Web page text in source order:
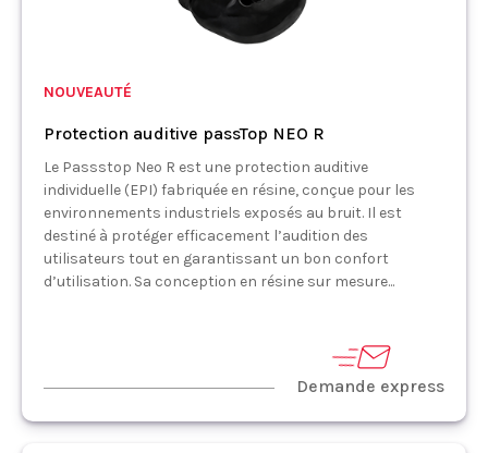
NOUVEAUTÉ
Protection auditive passTop NEO R
Le Passstop Neo R est une protection auditive
individuelle (EPI) fabriquée en résine, conçue pour les
environnements industriels exposés au bruit. Il est
destiné à protéger efficacement l’audition des
utilisateurs tout en garantissant un bon confort
d’utilisation. Sa conception en résine sur mesure...
Demande express